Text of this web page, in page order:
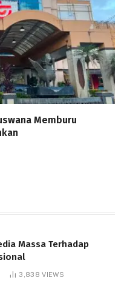
Memburu
Massa Terhadap
3,838VIEWS